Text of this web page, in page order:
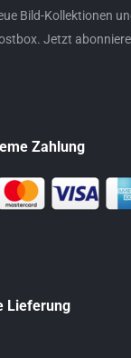
Bild-Kollektionen
Jetzt
Zahlung
Lieferung